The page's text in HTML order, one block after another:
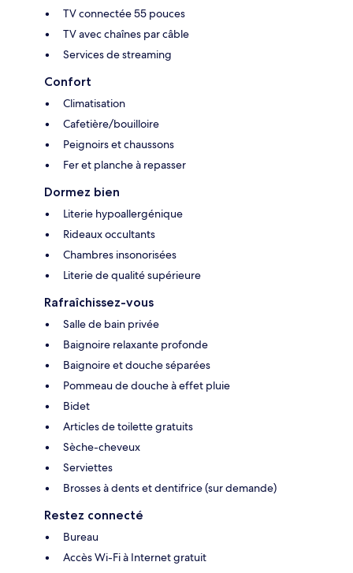
TV connectée 55 pouces
TV avec chaînes par câble
Services de streaming
Confort
Climatisation
Cafetière/bouilloire
Peignoirs et chaussons
Fer et planche à repasser
Dormez bien
Literie hypoallergénique
Rideaux occultants
Chambres insonorisées
Literie de qualité supérieure
Rafraîchissez-vous
Salle de bain privée
Baignoire relaxante profonde
Baignoire et douche séparées
Pommeau de douche à effet pluie
Bidet
Articles de toilette gratuits
Sèche-cheveux
Serviettes
Brosses à dents et dentifrice (sur demande)
Restez connecté
Bureau
Accès Wi-Fi à Internet gratuit